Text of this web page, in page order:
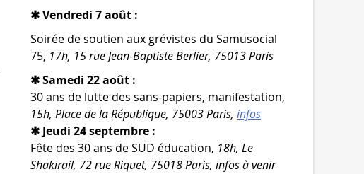
✱ Vendredi 7 août :
Soirée de sou­tien aux gré­vistes du Samusocial
75, 17h, 15 rue Jean-​Baptiste Berlier, 75013 Paris
✱ Samedi 22 août :
30 ans de lutte des sans-​papiers, mani­fes­ta­tion,
15h, Place de la République, 75003 Paris, infos
✱ Jeudi 24 septembre :
Fête des 30 ans de SUD édu­ca­tion, 18h, Le
Shakirail, 72 rue Riquet, 75018 Paris, infos à venir